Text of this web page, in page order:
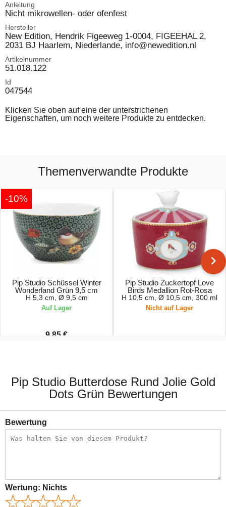
Anleitung
Nicht mikrowellen- oder ofenfest
Hersteller
New Edition, Hendrik Figeeweg 1-0004, FIGEEHAL 2,
2031 BJ Haarlem, Niederlande, info@newedition.nl
Artikelnummer
51.018.122
Id
047544
Klicken Sie oben auf eine der unterstrichenen
Eigenschaften, um noch weitere Produkte zu entdecken.
Themenverwandte Produkte
-10%
Pip Studio Schüssel Winter
Wonderland Grün 9,5 cm
H 5,3 cm, Ø 9,5 cm
Auf Lager
9,85 €
Pip Studio Zuckertopf Love
Birds Medallion Rot-Rosa
H 10,5 cm, Ø 10,5 cm, 300 ml
Nicht auf Lager
Pip Studio Butterdose Rund Jolie Gold
Dots Grün Bewertungen
Bewertung
Wertung: Nichts